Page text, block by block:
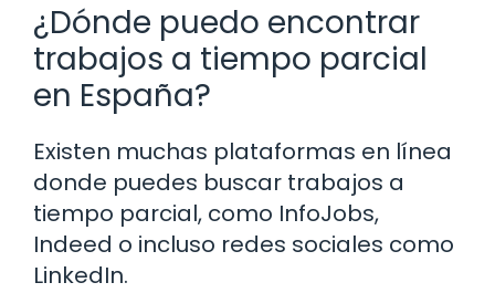
¿Dónde puedo encontrar
trabajos a tiempo parcial
en España?
Existen muchas plataformas en línea
donde puedes buscar trabajos a
tiempo parcial, como InfoJobs,
Indeed o incluso redes sociales como
LinkedIn.